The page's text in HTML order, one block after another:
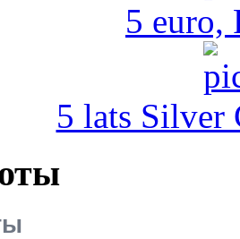
5 euro,
5 lats Silver